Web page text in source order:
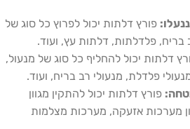
פורץ דלתות יכול לפרוץ כל סוג של
פלדלתות, דלתות עץ, ועוד.
יכול להחליף כל סוג של מנעול,
פלדלת, מנעולי רב בריח, ועוד.
פורץ דלתות יכול להתקין מגוון
אזעקה, מערכות מצלמות